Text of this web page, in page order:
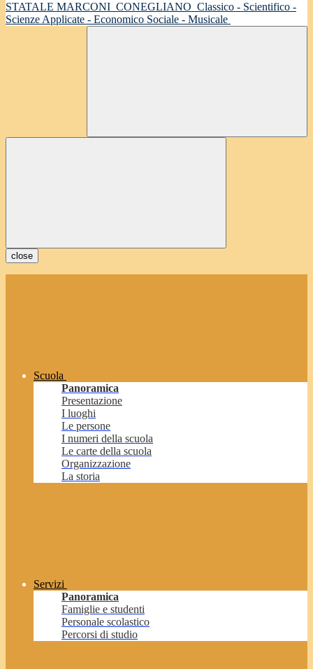
STATALE MARCONI CONEGLIANO Classico - Scientifico -
Scienze Applicate - Economico Sociale - Musicale
close
Scuola
Panoramica
Presentazione
I luoghi
Le persone
I numeri della scuola
Le carte della scuola
Organizzazione
La storia
Servizi
Panoramica
Famiglie e studenti
Personale scolastico
Percorsi di studio